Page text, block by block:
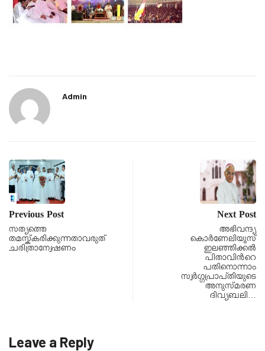
Admin
Previous Post
സത്യത്തെ
തമസ്ക്കരിക്കുന്നതാവരുത്
ചരിത്രാന്വേഷണം
Next Post
അഭിവന്ദ്യ
കൊർണേലിയൂസ്
ഇലഞ്ഞിക്കൽ
പിതാവിൻറെ
പതിനൊന്നാം
സ്വർഗ്ഗപ്രാപ്തിയുടെ
അനുസ്മരണ
ദിവ്യബലി…
Leave a Reply